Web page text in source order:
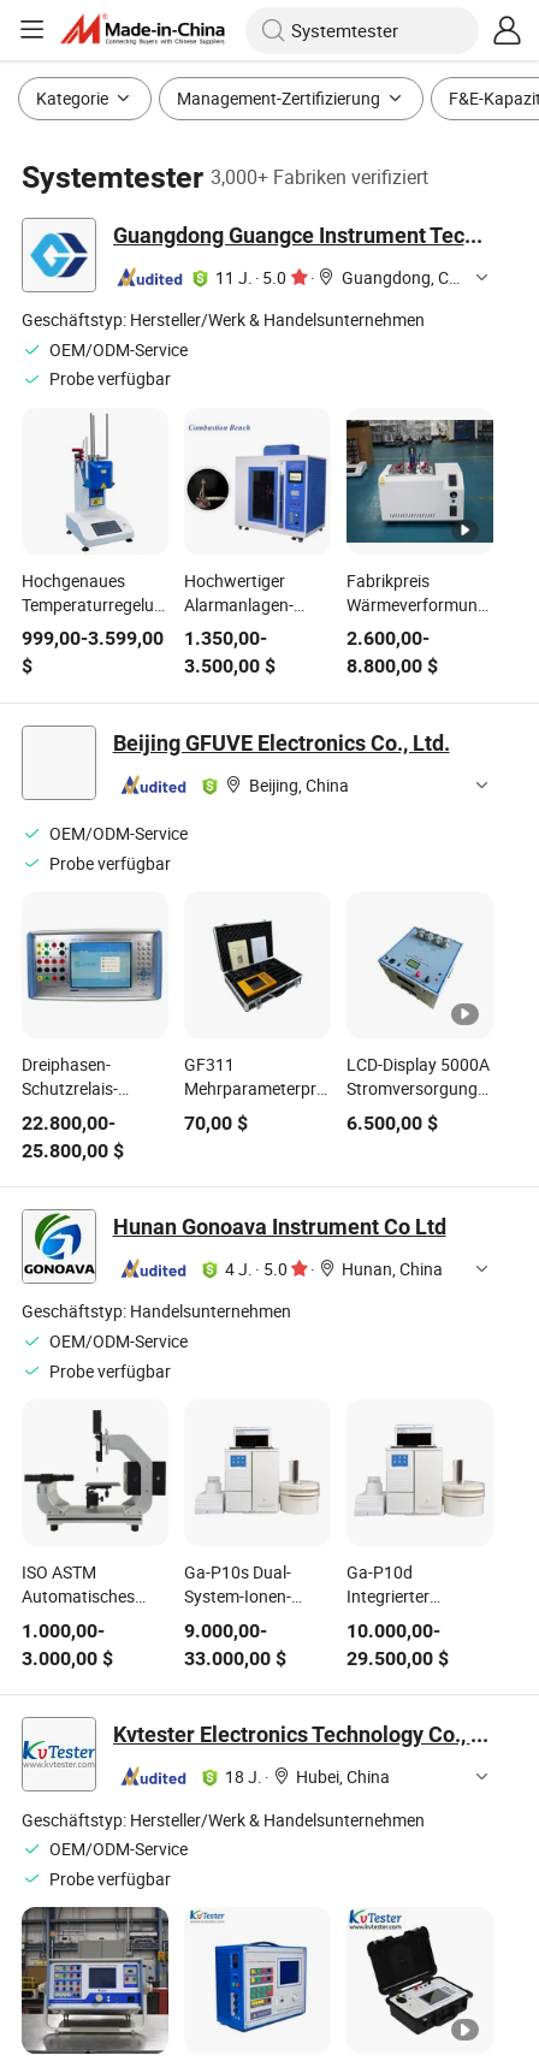
Kategorie Management-Zertifizierung F&E-
Systemtester 3,000+ Fabriken verifiziert
Guangdong Guangce Instrument Technology Co., Ltd.
11 J. · 5.0 ·
Guangdong, China
Geschäftstyp: Hersteller/Werk & Handelsunternehmen
OEM/ODM-Service
Probe verfügbar
Hochgenaues
Temperaturregelungssystem
für Kunststoff- und
Gummischmelzflussindexprüfer
999,00-3.599,00
$
Hochwertiger
Alarmanlagen-
Flammentester zur
Bewertung der
Materialentzündbarkeit
1.350,00-
3.500,00$
Fabrikpreis
Wärmeverformung
Vicat-Prüfer mit
fortschrittlichem
Temperaturregelsystem
2.600,00-
8.800,00$
Beijing GFUVE Electronics Co., Ltd.
Beijing, China
OEM/ODM-Service
Probe verfügbar
Dreiphasen-
Schutzrelais-
Testsystem,
Schutzrelaisprüfer
22.800,00-
25.800,00 $
GF311
Mehrparameterprüfer
für das gesamte
Stromversorgungssystem
70,00$
LCD-Display 5000A
Stromversorgung
Einspritztester
6.500,00$
Hunan Gonoava Instrument Co Ltd
4 J. · 5.0 ·
Hunan, China
Geschäftstyp: Handelsunternehmen
OEM/ODM-Service
Probe verfügbar
ISO ASTM
Automatisches
Kontaktwinkelmessgerät
Wassertropfenwinkelgerät
Tester
Dynamisches
Kontaktwinkelmessgerät
Messanalysesystem
Gerät
1.000,00-
3.000,00 $
Ga-P10s Dual-
System-Ionen-
Chromatograph-
Analysator Labor-
Chromatographie-
Testgerät Anionen-
Ausrüstungsinstrument
9.000,00-
33.000,00$
Ga-P10d
Integrierter
Ionenchromatograph
Einzelnes System
Ionenchromatograph
Analysator Anion
10.000,00-
29.500,00$
Kvtester Electronics Technology Co., Ltd.
18 J. ·
Hubei, China
Geschäftstyp: Hersteller/Werk & Handelsunternehmen
OEM/ODM-Service
Probe verfügbar